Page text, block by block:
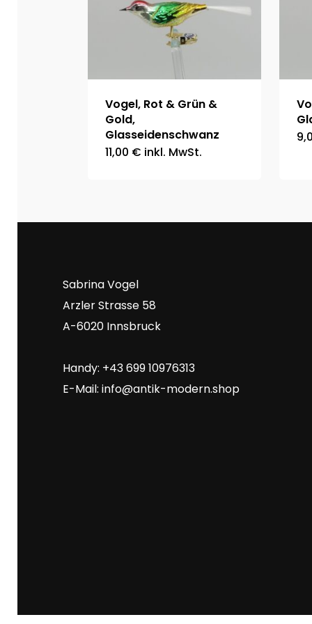
Vogel, Rot & Grün &
Gold,
Glasseidenschwanz
11,00 € inkl. MwSt.
Sabrina Vogel
Arzler Strasse 58
A-6020 Innsbruck
Handy: +43 699 10976313
E-Mail: info@antik-modern.shop